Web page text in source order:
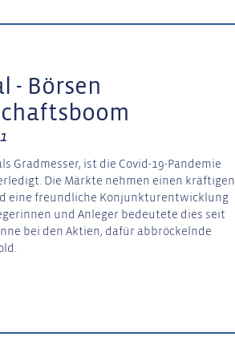
- Börsen
Gradmesser, ist die Covid-19-Pandemie
Die Märkte nehmen einen kräftigen
eine freundliche Konjunkturentwicklung
und Anleger bedeutete dies seit
bei den Aktien, dafür abbröckelnde